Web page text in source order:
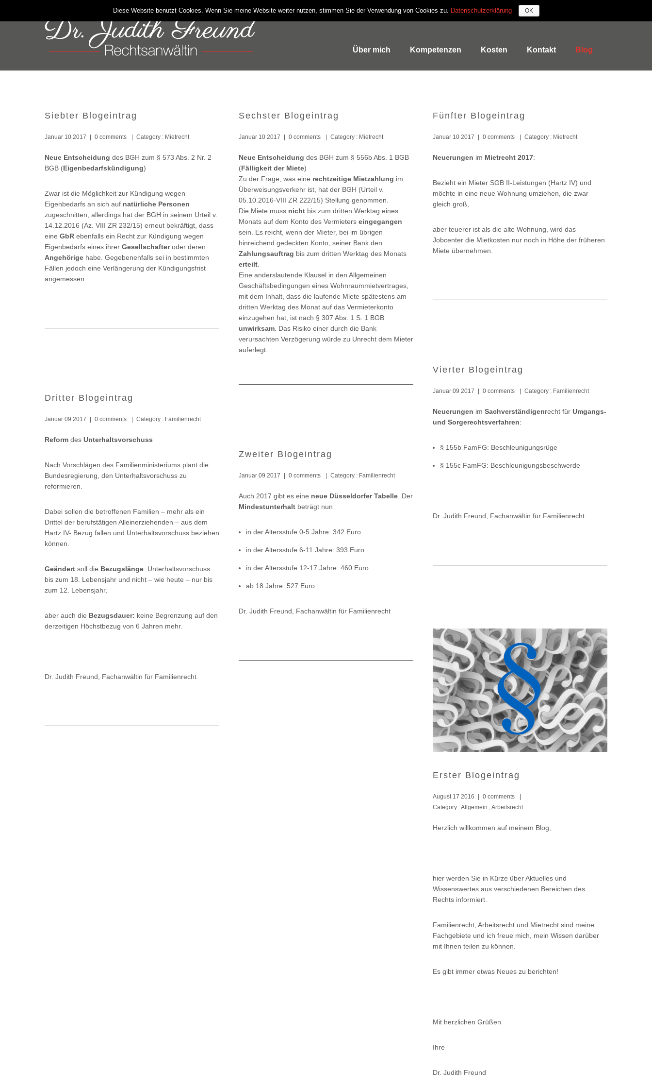
Über mich Kompetenzen Kosten Kontakt Blog
Siebter Blogeintrag
Januar 10 2017 0 comments Category : Mietrecht
Neue Entscheidung des BGH zum § 573 Abs. 2 Nr. 2
BGB (Eigenbedarfskündigung)
Zwar ist die Möglichkeit zur Kündigung wegen
Eigenbedarfs an sich auf natürliche Personen
zugeschnitten, allerdings hat der BGH in seinem Urteil v.
14.12.2016 (Az. VIII ZR 232/15) erneut bekräftigt, dass
eine GbR ebenfalls ein Recht zur Kündigung wegen
Eigenbedarfs eines ihrer Gesellschafteroder deren
Angehörige habe. Gegebenenfalls sei in bestimmten
Fällen jedoch eine Verlängerung der Kündigungsfrist
angemessen.
Sechster Blogeintrag
Januar 10 2017 0 comments Category : Mietrecht
Neue Entscheidung des BGH zum § 556b Abs. 1 BGB
(Fälligkeit der Miete)
Zu der Frage, was eine rechtzeitige Mietzahlung im
Überweisungsverkehr ist, hat der BGH (Urteil v.
05.10.2016-VIII ZR 222/15) Stellung genommen.
Die Miete muss nicht bis zum dritten Werktag eines
Monats auf dem Konto des Vermieters eingegangen
sein. Es reicht, wenn der Mieter, bei im übrigen
hinreichend gedeckten Konto, seiner Bank den
Zahlungsauftrag bis zum dritten Werktag des Monats
erteilt
Eine anderslautende Klausel in den Allgemeinen
Geschäftsbedingungen eines Wohnraummietvertrages,
mit dem Inhalt, dass die laufende Miete spätestens am
dritten Werktag des Monat auf das Vermieterkonto
einzugehen hat, ist nach § 307 Abs. 1 S. 1 BGB
unwirksam . Das Risiko einer durch die Bank
verursachten Verzögerung würde zu Unrecht dem Mieter
auferlegt.
Fünfter Blogeintrag
Januar 10 2017 0 comments Category : Mietrecht
Neuerungen im Mietrecht 2017:
Bezieht ein Mieter SGB II-Leistungen (Hartz IV) und
möchte in eine neue Wohnung umziehen, die zwar
gleich groß,
aber teuerer ist als die alte Wohnung, wird das
Jobcenter die Mietkosten nur noch in Höhe der früheren
Miete übernehmen.
Vierter Blogeintrag
Januar 09 2017 0 comments Category : Familienrecht
Neuerungen im Sachverständigenrecht für Umgangs-
und Sorgerechtsverfahren:
§ 155b FamFG: Beschleunigungsrüge
§ 155c FamFG: Beschleunigungsbeschwerde
Dr. Judith Freund, Fachanwältin für Familienrecht
Dritter Blogeintrag
Januar 09 2017 0 comments Category : Familienrecht
Reform des Unterhaltsvorschuss
Nach Vorschlägen des Familienministeriums plant die
Bundesregierung, den Unterhaltsvorschuss zu
reformieren.
Dabei sollen die betroffenen Familien – mehr als ein
Drittel der berufstätigen Alleinerziehenden – aus dem
Hartz IV- Bezug fallen und Unterhaltsvorschuss beziehen
können.
Geändert soll die Bezugslänge: Unterhaltsvorschuss
bis zum 18. Lebensjahr und nicht – wie heute – nur bis
zum 12. Lebensjahr,
aber auch die Bezugsdauer: keine Begrenzung auf den
derzeitigen Höchstbezug von 6 Jahren mehr.
Dr. Judith Freund, Fachanwältin für Familienrecht
Zweiter Blogeintrag
Januar 09 2017 0 comments Category : Familienrecht
Auch 2017 gibt es eine neue Düsseldorfer Tabelle . Der
Mindestunterhalt beträgt nun
in der Altersstufe 0-5 Jahre: 342 Euro
in der Altersstufe 6-11 Jahre: 393 Euro
in der Altersstufe 12-17 Jahre: 460 Euro
ab 18 Jahre: 527 Euro
Dr. Judith Freund, Fachanwältin für Familienrecht
Erster Blogeintrag
August 17 2016 0 comments
Category :Allgemein ,Arbeitsrecht
Herzlich willkommen auf meinem Blog,
hier werden Sie in Kürze über Aktuelles und
Wissenswertes aus verschiedenen Bereichen des
Rechts informiert.
Familienrecht, Arbeitsrecht und Mietrecht sind meine
Fachgebiete und ich freue mich, mein Wissen darüber
mit Ihnen teilen zu können.
Es gibt immer etwas Neues zu berichten!
Mit herzlichen Grüßen
Ihre
Dr. Judith Freund
Diese Website benutzt Cookies. Wenn Sie meine Website weiter nutzen, stimmen Sie der Verwendung von Cookies zu. Datenschutzerklärung OK